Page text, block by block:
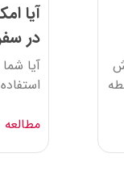
آیا
در
آیا
مطالعه